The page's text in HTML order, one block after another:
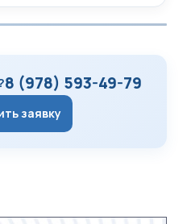
8 (978) 593-49-79
заявку